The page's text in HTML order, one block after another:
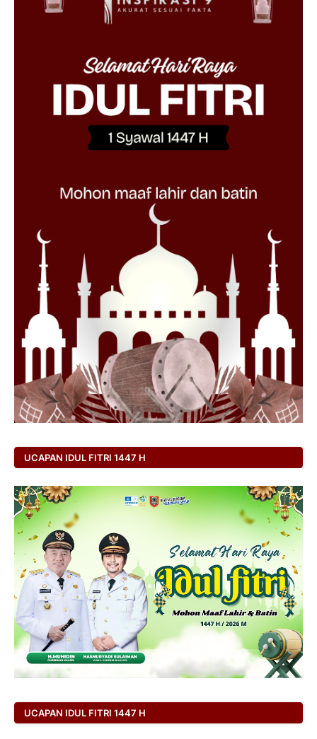
UCAPAN IDUL FITRI 1447 H
UCAPAN IDUL FITRI 1447 H